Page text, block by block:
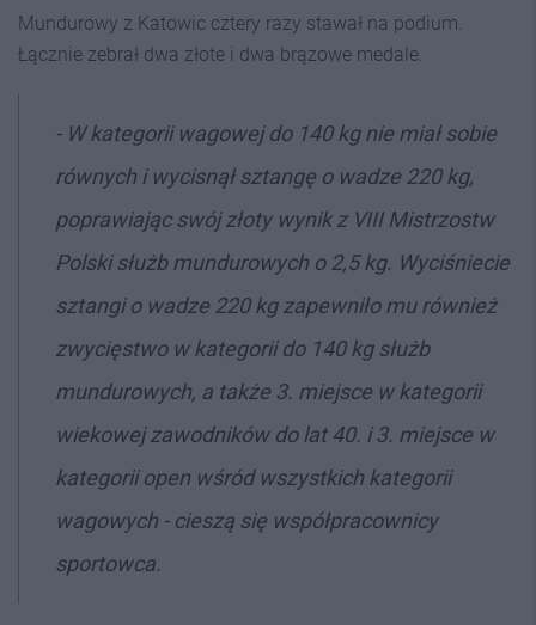
Mundurowy z Katowic cztery razy stawał na podium.
Łącznie zebrał dwa złote i dwa brązowe medale.
- W kategorii wagowej do 140 kg nie miał sobie
równych i wycisnął sztangę o wadze 220 kg,
poprawiając swój złoty wynik z VIII Mistrzostw
Polski służb mundurowych o 2,5 kg. Wyciśniecie
sztangi o wadze 220 kg zapewniło mu również
zwycięstwo w kategorii do 140 kg służb
mundurowych, a także 3. miejsce w kategorii
wiekowej zawodników do lat 40. i 3. miejsce w
kategorii open wśród wszystkich kategorii
wagowych - cieszą się współpracownicy
sportowca.